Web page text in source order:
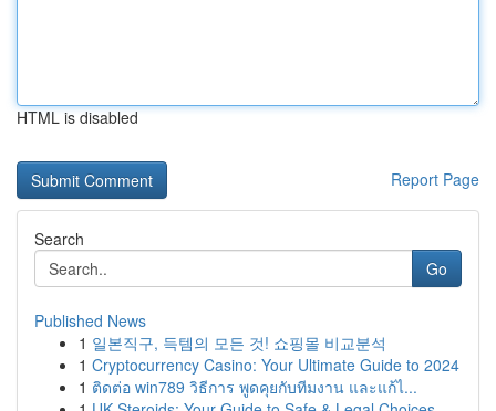
HTML is disabled
Report Page
Search
Go
Published News
1 일본직구, 득템의 모든 것! 쇼핑몰 비교분석
1 Cryptocurrency Casino: Your Ultimate Guide to 2024
1 ติดต่อ win789 วิธีการ พูดคุยกับทีมงาน และแก้ไ...